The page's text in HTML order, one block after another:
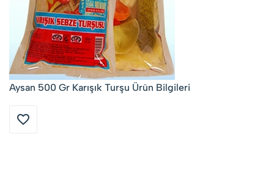
Aysan 500 Gr Karışık Turşu Ürün Bilgileri